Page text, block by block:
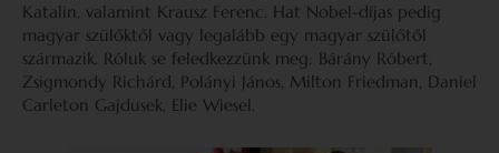
Katalin, valamint Krausz Ferenc. Hat Nobel-díjas pedig
magyar szülőktől vagy legalább egy magyar szülőtől
származik. Róluk se feledkezzünk meg: Bárány Róbert,
Zsigmondy Richárd, Polányi János, Milton Friedman, Daniel
Carleton Gajdusek, Elie Wiesel.